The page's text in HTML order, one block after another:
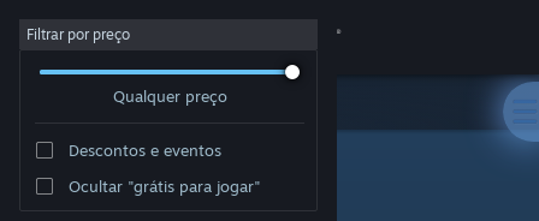
Iniciar sessão
Filtrar por preço
Qualquer preço
Descontos e eventos
Ocultar "grátis para jogar"
Developer: Behaviour Interactive